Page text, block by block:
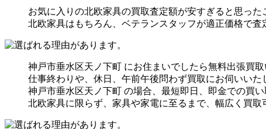
お気に入りの北欧家具の買取査定額が安すぎると思っ
北欧家具はもちろん、ベテランスタッフが適正価格で
神戸市垂水区天ノ下町 にお住まいでしたら無料出張買取
仕事終わりや、休日、午前午後問わず買取にお伺いいた
神戸市垂水区天ノ下町 の場合、最短即日、即金での買い
北欧家具に限らず、家具や家電に至るまで、幅広く買取